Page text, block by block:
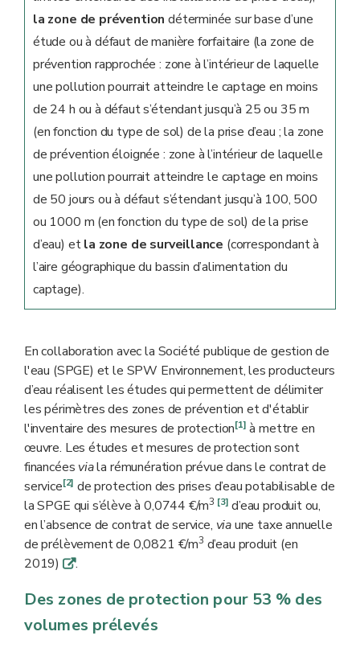
la zone de prévention déterminée sur base d’une
étude ou à défaut de manière forfaitaire (la zone de
prévention rapprochée : zone à l’intérieur de laquelle
une pollution pourrait atteindre le captage en moins
de 24 h ou à défaut s’étendant jusqu’à 25 ou 35 m
(en fonction du type de sol) de la prise d’eau ; la zone
de prévention éloignée : zone à l’intérieur de laquelle
une pollution pourrait atteindre le captage en moins
de 50 jours ou à défaut s’étendant jusqu’à 100, 500
ou 1000 m (en fonction du type de sol) de la prise
d’eau) etla zone de surveillance (correspondant à
l’aire géographique du bassin d’alimentation du
captage).
En collaboration avec la Société publique de gestion de
l'eau (SPGE) et le SPW Environnement, les producteurs
d’eau réalisent les études qui permettent de délimiter
les périmètres des zones de prévention et d'établir
l'inventaire des mesures de protection[1] à mettre en
œuvre. Les études et mesures de protection sont
financées viala rémunération prévue dans le contrat de
service[2] de protection des prises d’eau potabilisable de
la SPGE qui s’élève à 0,0744 €/m3 [3] d’eau produit ou,
en l’absence de contrat de service, viaune taxe annuelle
de prélèvement de 0,0821 €/m3 d’eau produit (en
2019) q.
Des zones de protection pour 53 % des
volumes prélevés